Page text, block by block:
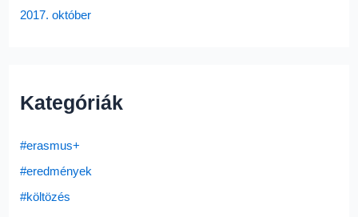
2017. október
Kategóriák
#erasmus+
#eredmények
#költözés